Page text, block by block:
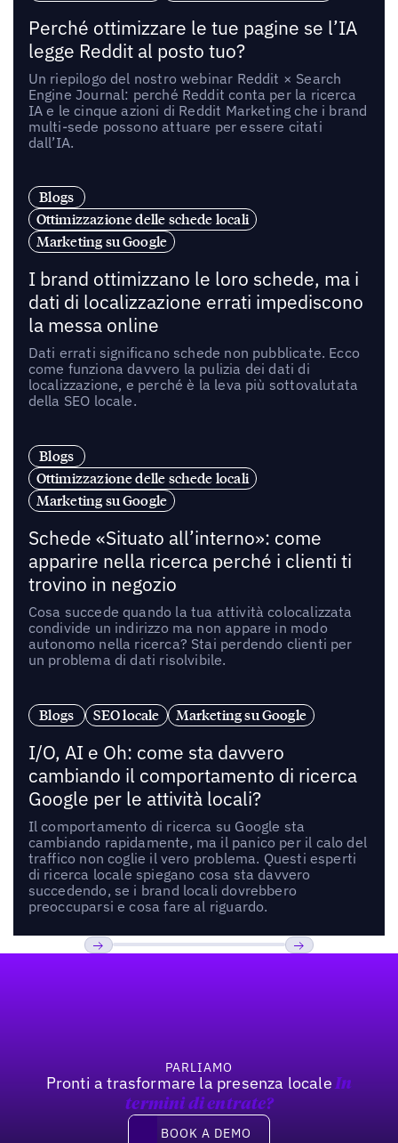
Perché ottimizzare le tue pagine se l’IA
legge Reddit al posto tuo?
Un riepilogo del nostro webinar Reddit × Search
Engine Journal: perché Reddit conta per la ricerca
IA e le cinque azioni di Reddit Marketing che i brand
multi-sede possono attuare per essere citati
dall’IA.
Blogs
Ottimizzazione delle schede locali
Marketing su Google
I brand ottimizzano le loro schede, ma i
dati di localizzazione errati impediscono
la messa online
Dati errati significano schede non pubblicate. Ecco
come funziona davvero la pulizia dei dati di
localizzazione, e perché è la leva più sottovalutata
della SEO locale.
Blogs
Ottimizzazione delle schede locali
Marketing su Google
Schede «Situato all’interno»: come
apparire nella ricerca perché i clienti ti
trovino in negozio
Cosa succede quando la tua attività colocalizzata
condivide un indirizzo ma non appare in modo
autonomo nella ricerca? Stai perdendo clienti per
un problema di dati risolvibile.
Blogs SEO locale Marketing su Google
I/O, AI e Oh: come sta davvero
cambiando il comportamento di ricerca
Google per le attività locali?
Il comportamento di ricerca su Google sta
cambiando rapidamente, ma il panico per il calo del
traffico non coglie il vero problema. Questi esperti
di ricerca locale spiegano cosa sta davvero
succedendo, se i brand locali dovrebbero
preoccuparsi e cosa fare al riguardo.
PARLIAMO
Pronti a trasformare la presenza locale In
termini di entrate?
Book a demo
BOOK A DEMO